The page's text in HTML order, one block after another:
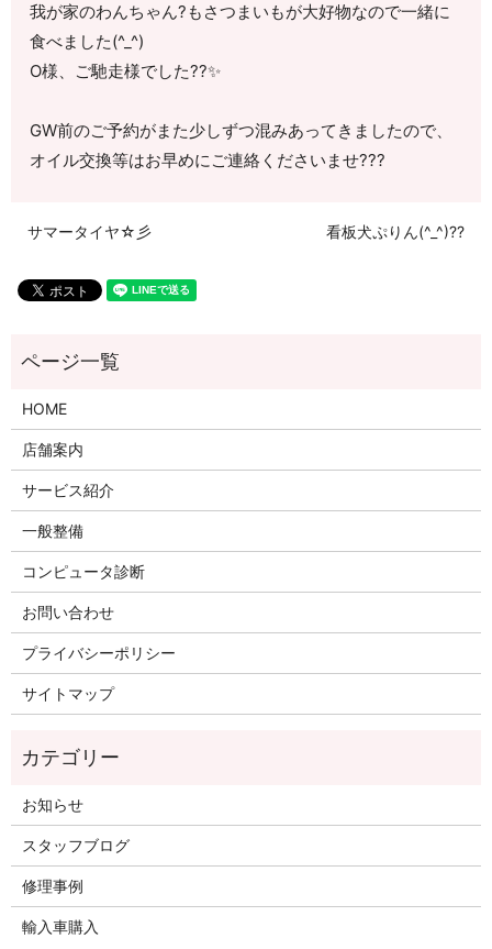
我が家のわんちゃん?もさつまいもが大好物なので一緒に
食べました(^_^)
О様、ご馳走様でした??✨️
GW前のご予約がまた少しずつ混みあってきましたので、
オイル交換等はお早めにご連絡くださいませ??‍?
サマータイヤ☆彡 看板犬ぷりん(^_^)??
HOME
店舗案内
サービス紹介
一般整備
コンピュータ診断
お問い合わせ
プライバシーポリシー
サイトマップ
お知らせ
スタッフブログ
修理事例
輸入車購入